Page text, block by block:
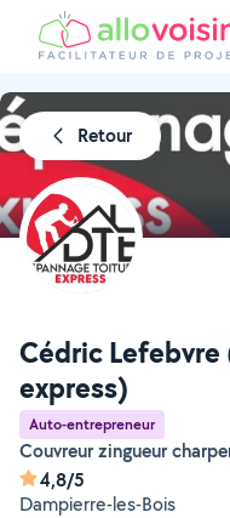
Retour
Cédric
express)
Auto-entrepreneur
Couvreur zingueur
4,8/5
Dampierre-les-Bois